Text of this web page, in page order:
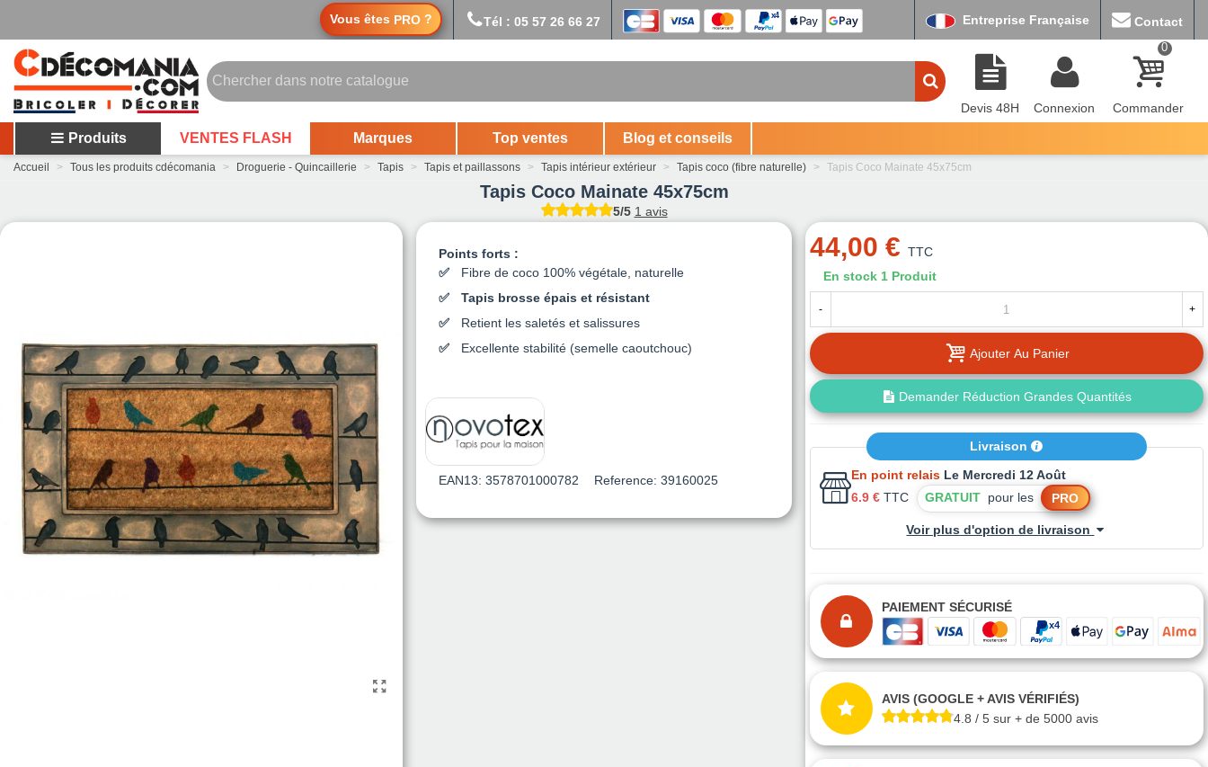
Vous êtes PRO ? Tél : 05 57 26 66 27 Entreprise Française Contact
Devis 48H Connexion
0
Commander
Produits VENTES FLASH Marques Top ventes Blog et conseils
Accueil > Tous les produits cdécomania > Droguerie - Quincaillerie > Tapis > Tapis et paillassons > Tapis intérieur extérieur > Tapis coco (fibre naturelle) > Tapis Coco Mainate 45x75cm
Tapis Coco Mainate 45x75cm
5/5 1 avis
Points forts :
Fibre de coco 100% végétale, naturelle
Tapis brosse épais et résistant
Retient les saletés et salissures
Excellente stabilité (semelle caoutchouc)
EAN13: 3578701000782 Reference: 39160025
44,00 € TTC
En stock 1 Produit
- +
Ajouter Au Panier
Demander Réduction Grandes Quantités
Livraison
En point relais Le Mercredi 12 Août
6.9 € TTC GRATUITpour les PRO
Voir plus d'option de livraison
PAIEMENT SÉCURISÉ
AVIS (GOOGLE + AVIS VÉRIFIÉS)
4.8 / 5 sur + de 5000 avis